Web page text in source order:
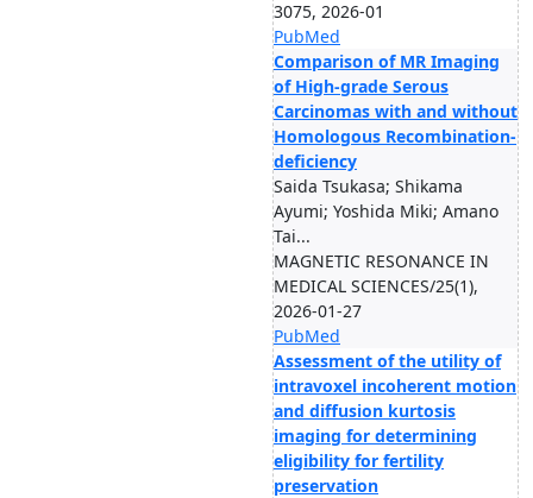
3075, 2026-01
PubMed
Comparison of MR Imaging
of High-grade Serous
Carcinomas with and without
Homologous Recombination-
deficiency
Saida Tsukasa; Shikama
Ayumi; Yoshida Miki; Amano
Tai...
MAGNETIC RESONANCE IN
MEDICAL SCIENCES/25(1),
2026-01-27
PubMed
Assessment of the utility of
intravoxel incoherent motion
and diffusion kurtosis
imaging for determining
eligibility for fertility
preservation